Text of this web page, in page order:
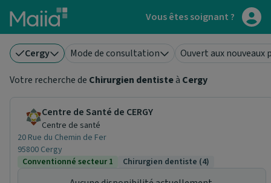
Aller au contenu principal Vous êtes soignant ?
Cergy Mode de consultation
Ouvert aux nouveaux
Votre recherche de Chirurgien dentisteà Cergy
Centre de Santé de CERGY
Centre de santé
20 Rue du Chemin de Fer
95800 Cergy
Conventionné secteur 1
Chirurgien dentiste (4)